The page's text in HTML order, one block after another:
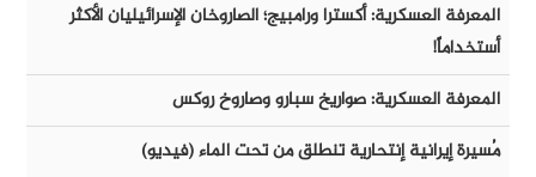
المعرفة العسكرية: أكسترا ورامبيج؛ الصاروخان الإسرائيليان الأكثر
أستخداماً!
المعرفة العسكرية: صواريخ سبارو وصاروخ روكس
مُسيرة إيرانية إنتحارية تنطلق من تحت الماء (فيديو)